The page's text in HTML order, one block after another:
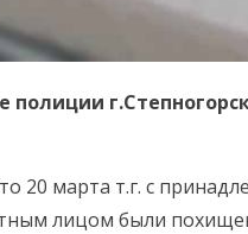
полиции
20 марта т.г. с
лицом были